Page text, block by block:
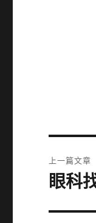
章
上一篇文章
上
篇
眼科